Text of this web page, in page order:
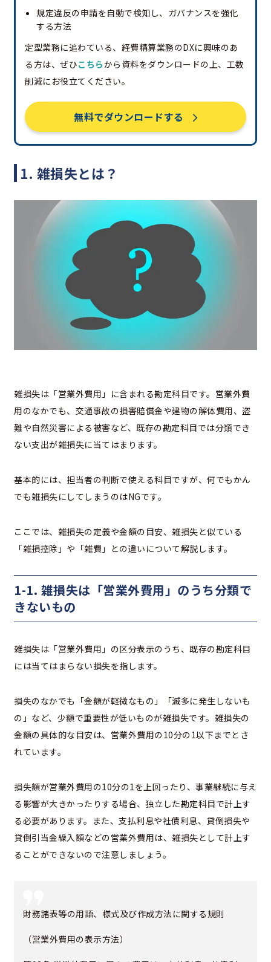
規定違反の申請を自動で検知し、ガバナンスを強化
する方法
定型業務に追わている、経費精算業務のDXに興味のあ
る方は、ぜひこちらから資料をダウンロードの上、工数
削減にお役立てください。
無料でダウンロードする
1. 雑損失とは？
雑損失は「営業外費用」に含まれる勘定科目です。営業外費
用のなかでも、交通事故の損害賠償金や建物の解体費用、盗
難や自然災害による被害など、既存の勘定科目では分類でき
ない支出が雑損失に当てはまります。
基本的には、担当者の判断で使える科目ですが、何でもかん
でも雑損失にしてしまうのはNGです。
ここでは、雑損失の定義や金額の目安、雑損失と似ている
「雑損控除」や「雑費」との違いについて解説します。
1-1. 雑損失は「営業外費用」のうち分類で
きないもの
雑損失は「営業外費用」の区分表示のうち、既存の勘定科目
には当てはまらない損失を指します。
損失のなかでも「金額が軽微なもの」「滅多に発生しないも
の」など、少額で重要性が低いものが雑損失です。雑損失の
金額の具体的な目安は、営業外費用の10分の1以下までとさ
れています。
損失額が営業外費用の10分の1を上回ったり、事業継続に与え
る影響が大きかったりする場合、独立した勘定科目で計上す
る必要があります。また、支払利息や社債利息、貸倒損失や
貸倒引当金繰入額などの営業外費用は、雑損失として計上す
ることができないので注意しましょう。
財務諸表等の用語、様式及び作成方法に関する規則
（営業外費用の表示方法）